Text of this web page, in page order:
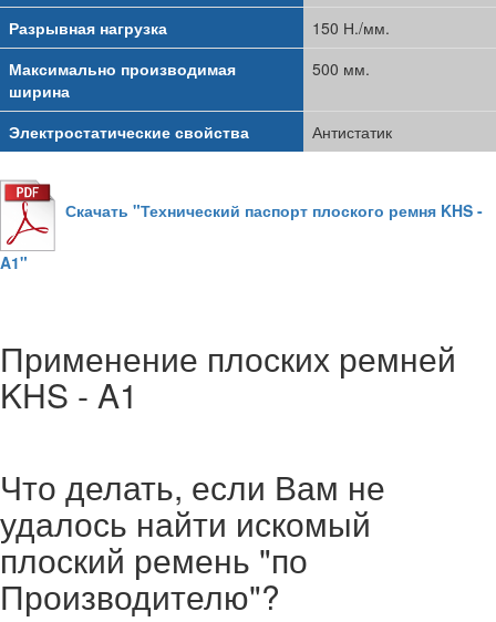
Разрывная нагрузка
150 Н./мм.
Максимально производимая
ширина
500 мм.
Электростатические свойства Антистатик
Скачать "Технический паспорт плоского ремня KHS -
A1"
Применение плоских ремней
KHS - A1
Что делать, если Вам не
удалось найти искомый
плоский ремень "по
Производителю"?